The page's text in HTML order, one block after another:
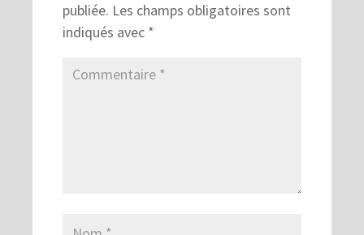
publiée. Les champs obligatoires sont
indiqués avec *